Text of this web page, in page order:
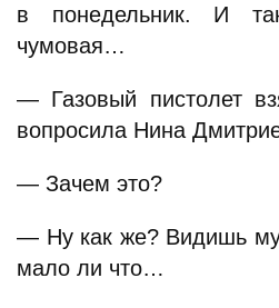
в понедельник. И
чумовая…
— Газовый пистолет
вопросила Нина
— Зачем это?
— Ну как же? Видишь
мало ли что…